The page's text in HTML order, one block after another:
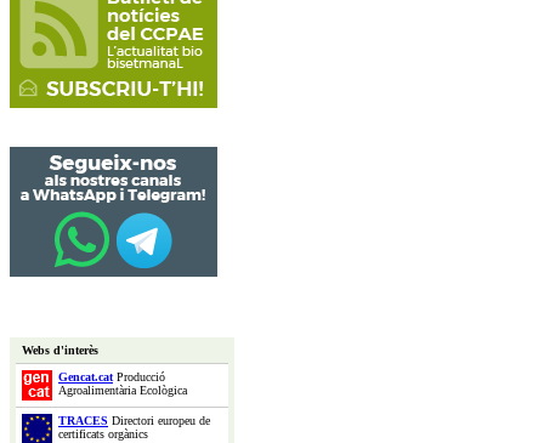
Webs d'interès
Gencat.catProducció
Agroalimentària Ecològica
TRACES Directori europeu de
certificats orgànics